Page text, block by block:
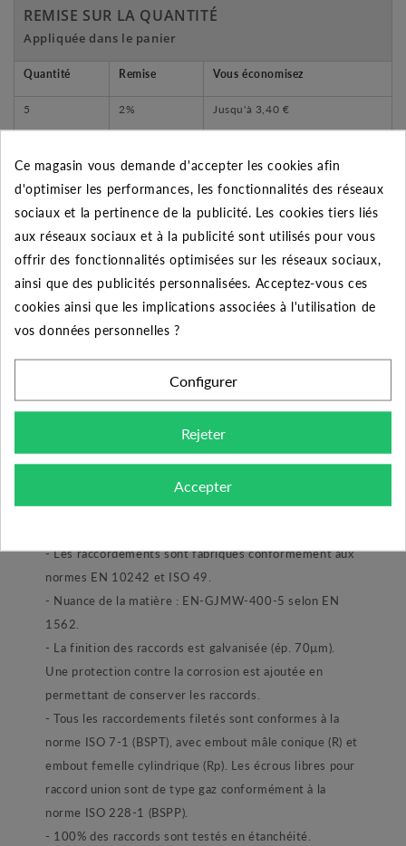
REMISE SUR LA QUANTITÉ
Appliquée dans le panier
Quantité Remise Vous économisez
5 2% Jusqu'à 3,40 €
DESCRIPTION DU PRODUIT
Découvrez le coude égal à 90° Femelle-mâle
galvanisée de diamètre 2"1/2 pour le raccordement de
distribution d'eau, d'eau
potable, de gaz, de vapeur, de liquide et de gaz non
corrosifs. Systèmes CVC.
- Les raccordements sont fabriqués conformément aux
normes EN 10242 et ISO 49.
- Nuance de la matière : EN-GJMW-400-5 selon EN
1562.
- La finition des raccords est galvanisée (ép. 70µm).
Une protection contre la corrosion est ajoutée en
permettant de conserver les raccords.
- Tous les raccordements filetés sont conformes à la
norme ISO 7-1 (BSPT), avec embout mâle conique (R) et
embout femelle cylindrique (Rp). Les écrous libres pour
raccord union sont de type gaz conformément à la
norme ISO 228-1 (BSPP).
- 100% des raccords sont testés en étanchéité.
Ce magasin vous demande d'accepter les cookies afin
d'optimiser les performances, les fonctionnalités des réseaux
sociaux et la pertinence de la publicité. Les cookies tiers liés
aux réseaux sociaux et à la publicité sont utilisés pour vous
offrir des fonctionnalités optimisées sur les réseaux sociaux,
ainsi que des publicités personnalisées. Acceptez-vous ces
cookies ainsi que les implications associées à l'utilisation de
vos données personnelles ?
Configurer
Rejeter
Accepter